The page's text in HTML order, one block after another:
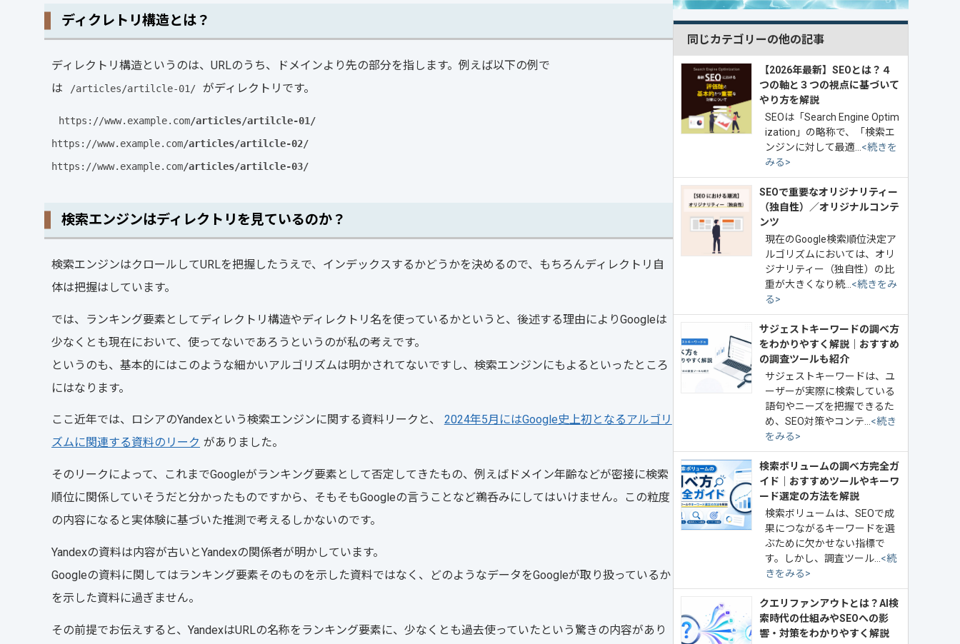
ディクレトリ構造とは？
ディレクトリ構造というのは、URLのうち、ドメインより先の部分を指します。例えば以下の例で
は
/articles/artilcle-01/ がディレクトリです。
https://www.example.com/articles/artilcle-01/
https://www.example.com/articles/artilcle-02/
https://www.example.com/articles/artilcle-03/
検索エンジンはディレクトリを見ているのか？
検索エンジンはクロールしてURLを把握したうえで、インデックスするかどうかを決めるので、もちろんディレクトリ自
体は把握はしています。
では、ランキング要素としてディレクトリ構造やディレクトリ名を使っているかというと、後述する理由によりGoogleは
少なくとも現在において、使ってないであろうというのが私の考えです。
というのも、基本的にはこのような細かいアルゴリズムは明かされてないですし、検索エンジンにもよるといったところ
にはなります。
ここ近年では、ロシアのYandexという検索エンジンに関する資料リークと、
2024年5月にはGoogle史上初となるアルゴリ
ズムに関連する資料のリーク がありました。
そのリークによって、これまでGoogleがランキング要素として否定してきたもの、例えばドメイン年齢などが密接に検索
順位に関係していそうだと分かったものですから、そもそもGoogleの言うことなど鵜呑みにしてはいけません。この粒度
の内容になると実体験に基づいた推測で考えるしかないのです。
Yandexの資料は内容が古いとYandexの関係者が明かしています。
Googleの資料に関してはランキング要素そのものを示した資料ではなく、どのようなデータをGoogleが取り扱っているか
を示した資料に過ぎません。
その前提でお伝えすると、YandexはURLの名称をランキング要素に、少なくとも過去使っていたという驚きの内容があり
同じカテゴリーの他の記事
【2026年最新】SEOとは？４
つの軸と３つの視点に基づいて
やり方を解説
SEOは「Search Engine Optim
ization」の略称で、「検索エ
ンジンに対して最適…<続きを
みる>
SEOで重要なオリジナリティー
（独自性）／オリジナルコンテ
ンツ
現在のGoogle検索順位決定ア
ルゴリズムにおいては、オリ
ジナリティー（独自性）の比
重が大きくなり続…<続きをみ
る>
サジェストキーワードの調べ方
をわかりやすく解説｜おすすめ
の調査ツールも紹介
サジェストキーワードは、ユ
ーザーが実際に検索している
語句やニーズを把握できるた
め、SEO対策やコンテ…<続き
をみる>
検索ボリュームの調べ方完全ガ
イド｜おすすめツールやキーワ
ード選定の方法を解説
検索ボリュームは、SEOで成
果につながるキーワードを選
ぶために欠かせない指標で
す。しかし、調査ツール…<続
きをみる>
クエリファンアウトとは？AI検
索時代の仕組みやSEOへの影
響・対策をわかりやすく解説